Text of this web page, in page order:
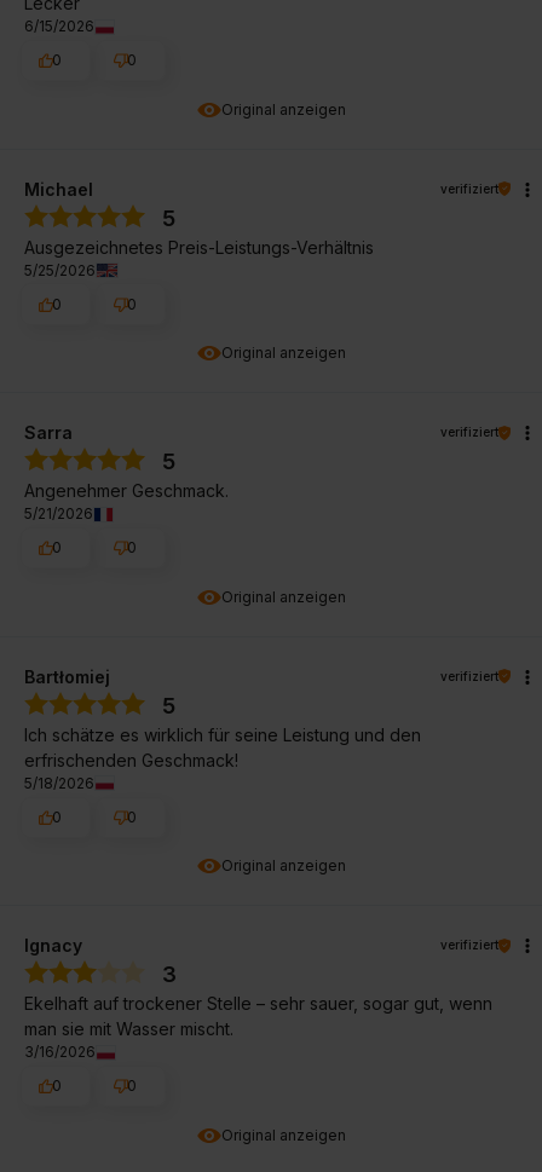
Original anzeigen
6/15/2026
0
0
Original anzeigen
Michael verifiziert
5
Ausgezeichnetes Preis-Leistungs-Verhältnis
5/25/2026
0
0
Original anzeigen
Sarra verifiziert
5
Angenehmer Geschmack.
5/21/2026
0
0
Original anzeigen
Bartłomiej verifiziert
5
Ich schätze es wirklich für seine Leistung und den
erfrischenden Geschmack!
5/18/2026
0
0
Original anzeigen
Ignacy verifiziert
3
Ekelhaft auf trockener Stelle – sehr sauer, sogar gut, wenn
man sie mit Wasser mischt.
3/16/2026
0
0